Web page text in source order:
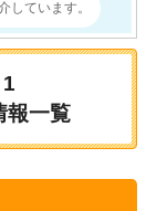
しています。
報一覧